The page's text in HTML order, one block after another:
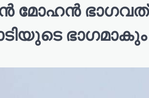
മോഹൻ ഭാഗവത്
ഭാഗമാകും